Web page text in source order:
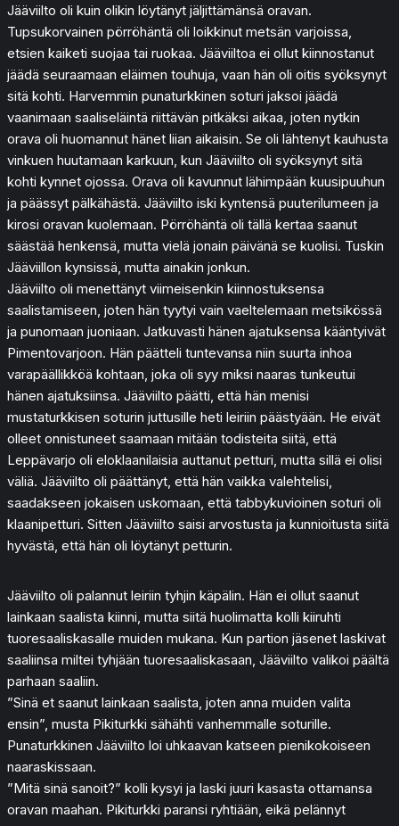
Jääviilto oli kuin olikin löytänyt jäljittämänsä oravan.
Tupsukorvainen pörröhäntä oli loikkinut metsän varjoissa,
etsien kaiketi suojaa tai ruokaa. Jääviiltoa ei ollut kiinnostanut
jäädä seuraamaan eläimen touhuja, vaan hän oli oitis syöksynyt
sitä kohti. Harvemmin punaturkkinen soturi jaksoi jäädä
vaanimaan saaliseläintä riittävän pitkäksi aikaa, joten nytkin
orava oli huomannut hänet liian aikaisin. Se oli lähtenyt kauhusta
vinkuen huutamaan karkuun, kun Jääviilto oli syöksynyt sitä
kohti kynnet ojossa. Orava oli kavunnut lähimpään kuusipuuhun
ja päässyt pälkähästä. Jääviilto iski kyntensä puuterilumeen ja
kirosi oravan kuolemaan. Pörröhäntä oli tällä kertaa saanut
säästää henkensä, mutta vielä jonain päivänä se kuolisi. Tuskin
Jääviillon kynsissä, mutta ainakin jonkun.
Jääviilto oli menettänyt viimeisenkin kiinnostuksensa
saalistamiseen, joten hän tyytyi vain vaeltelemaan metsikössä
ja punomaan juoniaan. Jatkuvasti hänen ajatuksensa kääntyivät
Pimentovarjoon. Hän päätteli tuntevansa niin suurta inhoa
varapäällikköä kohtaan, joka oli syy miksi naaras tunkeutui
hänen ajatuksiinsa. Jääviilto päätti, että hän menisi
mustaturkkisen soturin juttusille heti leiriin päästyään. He eivät
olleet onnistuneet saamaan mitään todisteita siitä, että
Leppävarjo oli eloklaanilaisia auttanut petturi, mutta sillä ei olisi
väliä. Jääviilto oli päättänyt, että hän vaikka valehtelisi,
saadakseen jokaisen uskomaan, että tabbykuvioinen soturi oli
klaanipetturi. Sitten Jääviilto saisi arvostusta ja kunnioitusta siitä
hyvästä, että hän oli löytänyt petturin.
Jääviilto oli palannut leiriin tyhjin käpälin. Hän ei ollut saanut
lainkaan saalista kiinni, mutta siitä huolimatta kolli kiiruhti
tuoresaaliskasalle muiden mukana. Kun partion jäsenet laskivat
saaliinsa miltei tyhjään tuoresaaliskasaan, Jääviilto valikoi päältä
parhaan saaliin.
”Sinä et saanut lainkaan saalista, joten anna muiden valita
ensin”, musta Pikiturkki sähähti vanhemmalle soturille.
Punaturkkinen Jääviilto loi uhkaavan katseen pienikokoiseen
naaraskissaan.
”Mitä sinä sanoit?” kolli kysyi ja laski juuri kasasta ottamansa
oravan maahan. Pikiturkki paransi ryhtiään, eikä pelännyt